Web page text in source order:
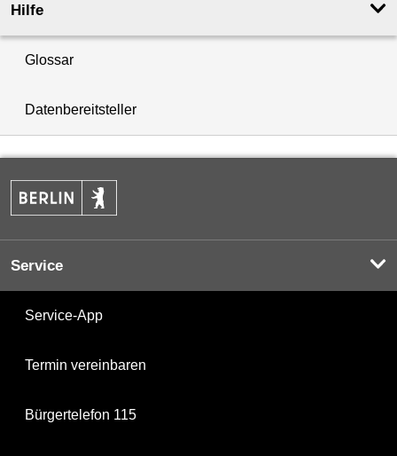
Hilfe
Glossar
Datenbereitsteller
Service
Service-App
Termin vereinbaren
Bürgertelefon 115